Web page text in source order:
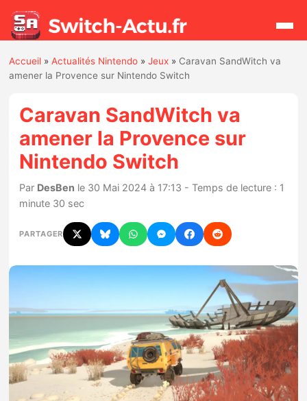
Actualités
Jeux
Hardware
Mises à jour
Chiffres de ventes
Nintendo Direct
Tests et previews
Accueil »Actualités Nintendo »Jeux » Caravan SandWitch va
amener la Provence sur Nintendo Switch
Caravan SandWitch va
amener la Provence sur
Nintendo Switch
Par DesBen le 30 Mai 2024 à 17:13 - Temps de lecture : 1
minute 30 sec
PARTAGER